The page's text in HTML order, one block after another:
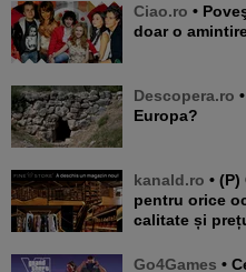
Ciao.ro • Poveştile de iubire care au rămas
doar o
Descopera.ro • Care este cel mai vechi pod din
Europa?
kanald.ro • (P) Cauți idei de cadouri rafinate
pentru orice
calitate și
Go4Games • Cel mai așteptat joc video al